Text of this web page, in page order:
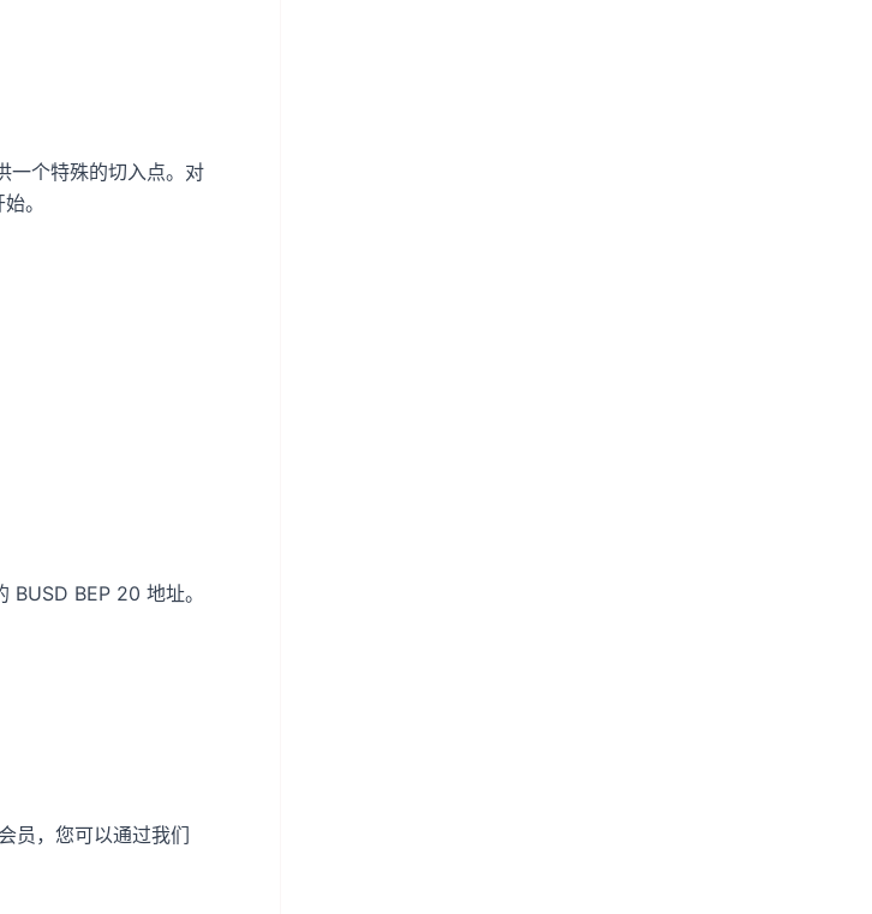
一个特殊的切入点。对
。
BEP 20 地址。
员，您可以通过我们